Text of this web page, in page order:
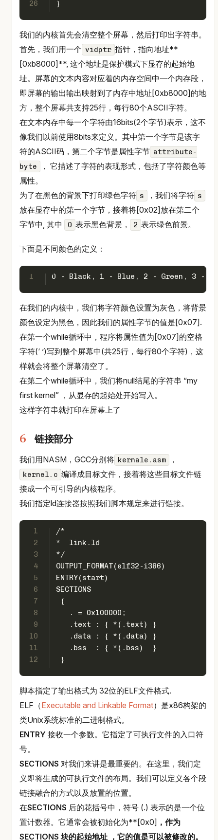
26
}
我们的内核首先会清空整个屏幕，然后打印出字符串。
首先，我们用一个 vidptr 指针，指向地址**
[0xb8000]**, 这个地址是保护模式下显存的起始地
址。屏幕的文本内容对应着的内存空间中一个内存段，
即屏幕的输出输出映射到了内存中地址[0xb8000]的地
方，整个屏幕共支持25行，每行80个ASCII字符。
在文本内存中每一个字符由16bits(2个字节)表示，这不
像我们以前使用8bits来定义。其中第一个字节是该字
符的ASCII码，第二个字节是属性字节 attribute-
byte
， 它描述了字符的表现形式，包括了字符颜色等
属性。
为了在黑色的背景下打印绿色字符 s ，我们将字符 s
放在显存中的第一个字节，接着将[0x02]放在第二个
字节中, 其中
0 表示黑色背景， 2 表示绿色前景。
下面是不同颜色的定义：
1 0 - Black, 1 - Blue, 2 - Green, 3 -
在我们的内核中，我们将字符颜色设置为灰色，将背景
颜色设定为黑色，因此我们的属性字节的值是[0x07].
在第一个while循环中，程序将属性值为[0x07]的空格
字符(‘ ’)写到整个屏幕中(共25行，每行80个字符)，这
样就会将整个屏幕清空了。
在第二个while循环中，我们将null结尾的字符串 “my
first kernel” ，从显存的起始处开始写入。
这样字符串就打印在屏幕上了
链接部分
我们用NASM，GCC分别将 kernale.asm ，
kernel.c 编译成目标文件，接着将这些目标文件链
接成一个可引导的内核程序。
我们指定ld连接器按照我们脚本规定来进行链接。
1
2
3
4
5
6
7
8
9
10
11
12
/*
*  link.ld
*/
OUTPUT_FORMAT(elf32-i386)
ENTRY(start)
SECTIONS
{
   . = 0x100000;
   .text : { *(.text) }
   .data : { *(.data) }
   .bss  : { *(.bss)  }
}
脚本指定了输出格式为 32位的ELF文件格式.
ELF（Executable and Linkable Format）是x86构架的
类Unix系统标准的二进制格式。
ENTRY 接收一个参数。它指定了可执行文件的入口符
号。
SECTIONS 对我们来讲是最重要的。在这里，我们定
义即将生成的可执行文件的布局。我们可以定义各个段
链接融合的方式以及放置的位置。
在SECTIONS 后的花括号中，符号 (.) 表示的是一个位
置计数器。它通常会被初始化为**[0x0] ，作为
SECTIONS 块的起始地址 ，它的值是可以被修改的。